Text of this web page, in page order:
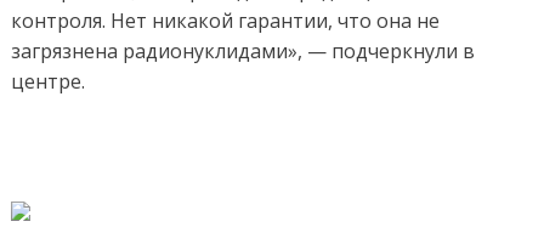
контроля. Нет никакой гарантии, что она не
загрязнена радионуклидами», — подчеркнули в
центре.